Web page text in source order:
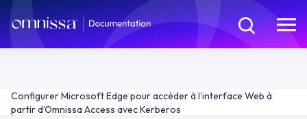
Configurer Microsoft Edge pour accéder à l’interface Web à
partir d’Omnissa Access avec Kerberos